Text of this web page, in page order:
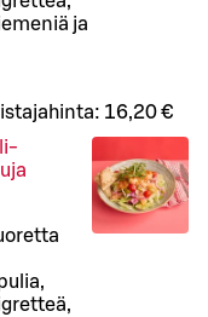
ja
16,20 €